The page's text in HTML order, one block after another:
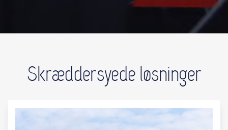
Skræddersyede løsninger